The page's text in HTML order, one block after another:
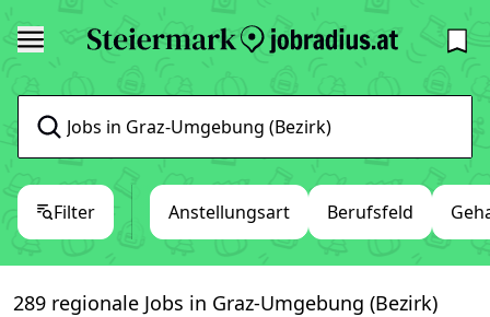
Filter Anstellungsart Berufsfeld
289 regionale Jobs in Graz-Umgebung (Bezirk)